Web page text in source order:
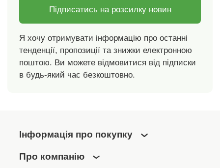
Підписатись на розсилку новин
Я хочу отримувати інформацію про останні
тенденції, пропозиції та знижки електронною
поштою. Ви можете відмовитися від підписки
в будь-який час безкоштовно.
Інформація про покупку
Про компанію